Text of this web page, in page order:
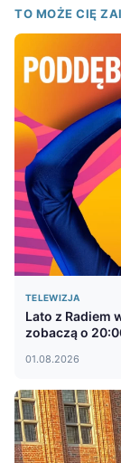
TO MOŻE CIĘ
TELEWIZJA
Lato z Radiem
zobaczą o
01.08.2026